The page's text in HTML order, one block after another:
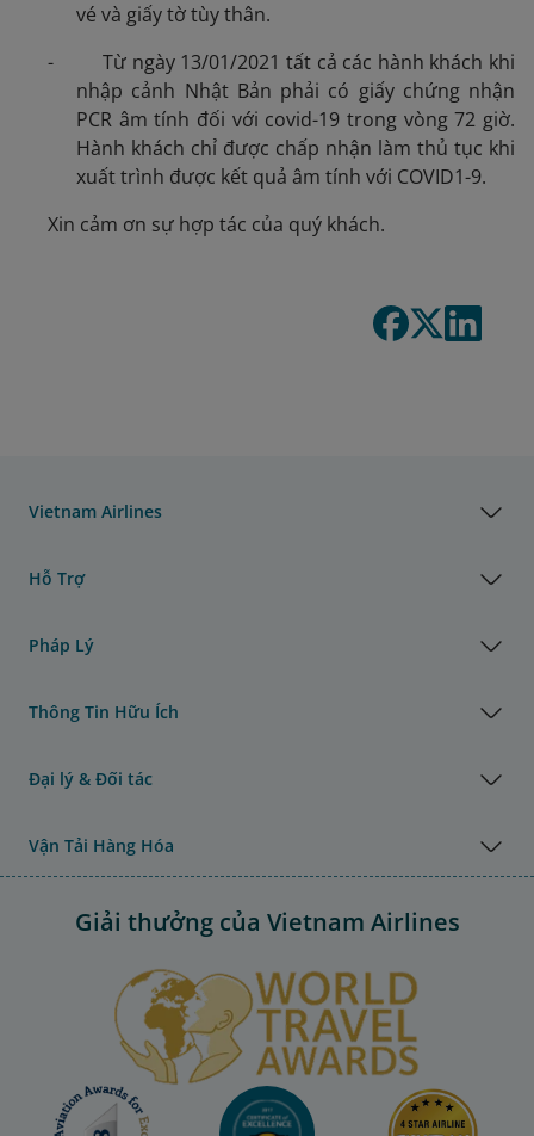
vé và giấy tờ tùy thân.
- Từ ngày 13/01/2021 tất cả các hành khách khi
nhập cảnh Nhật Bản phải có giấy chứng nhận
PCR âm tính đối với covid-19 trong vòng 72 giờ.
Hành khách chỉ được chấp nhận làm thủ tục khi
xuất trình được kết quả âm tính với COVID1-9.
Xin cảm ơn sự hợp tác của quý khách.
Vietnam Airlines
Hỗ Trợ
Pháp Lý
Thông Tin Hữu Ích
Đại lý & Đối tác
Vận Tải Hàng Hóa
Giải thưởng của Vietnam Airlines